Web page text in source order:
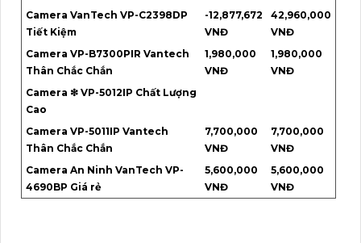
Camera VanTech VP-C2398DP
Tiết Kiệm
-12,877,672
VNĐ
42,960,000
VNĐ
Camera VP-B7300PIR Vantech
Thân Chắc Chắn
1,980,000
VNĐ
1,980,000
VNĐ
Camera ❇ VP-5012IP Chất Lượng
Cao
Camera VP-5011IP Vantech
Thân Chắc Chắn
7,700,000
VNĐ
7,700,000
VNĐ
Camera An Ninh VanTech VP-
4690BP Giá rẻ
5,600,000
VNĐ
5,600,000
VNĐ